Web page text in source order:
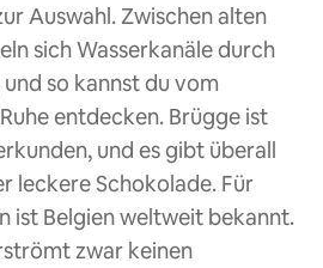
Auswahl. Zwischen alten
sich Wasserkanäle durch
so kannst du vom
entdecken. Brügge ist
und es gibt überall
leckere Schokolade. Für
ist Belgien weltweit bekannt.
zwar keinen